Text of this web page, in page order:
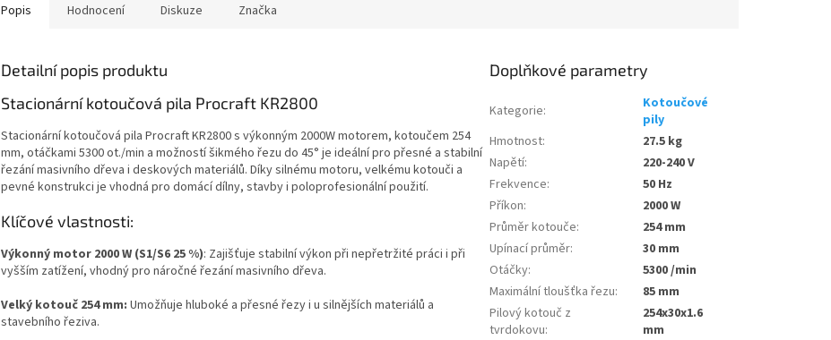
Popis Hodnocení Diskuze Značka
Detailní popis produktu
Stacionární kotoučová pila Procraft KR2800
Stacionární kotoučová pila Procraft KR2800 s výkonným 2000W motorem, kotoučem 254
mm, otáčkami 5300 ot./min a možností šikmého řezu do 45° je ideální pro přesné a stabilní
řezání masivního dřeva i deskových materiálů. Díky silnému motoru, velkému kotouči a
pevné konstrukci je vhodná pro domácí dílny, stavby i poloprofesionální použití.
Klíčové vlastnosti:
Výkonný motor 2000 W (S1/S6 25 %): Zajišťuje stabilní výkon při nepřetržité práci i při
vyšším zatížení, vhodný pro náročné řezání masivního dřeva.
Velký kotouč 254 mm: Umožňuje hluboké a přesné řezy i u silnějších materiálů a
stavebního řeziva.
Doplňkové parametry
Kategorie:
Kotoučové
pily
Hmotnost:
27.5 kg
Napětí:
220-240 V
Frekvence:
50 Hz
Příkon:
2000 W
Průměr kotouče:
254 mm
Upínací průměr:
30 mm
Otáčky:
5300 /min
Maximální tloušťka řezu:
85 mm
Pilový kotouč z
tvrdokovu:
254x30x1.6
mm